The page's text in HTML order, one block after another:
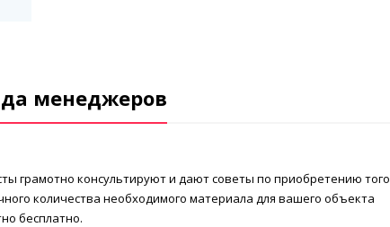
менеджеров
грамотно консультируют и дают советы по приобретению того
количества необходимого материала для вашего объекта
бесплатно.